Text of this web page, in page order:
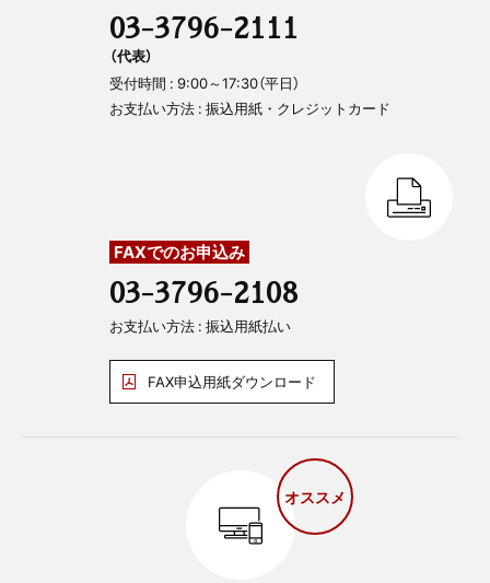
03-3796-2111
（代表）
受付時間 : 9:00～17:30（平日）
お支払い方法 : 振込用紙・クレジットカード
FAXでのお申込み
03-3796-2108
お支払い方法 : 振込用紙払い
FAX申込用紙ダウンロード
オススメ